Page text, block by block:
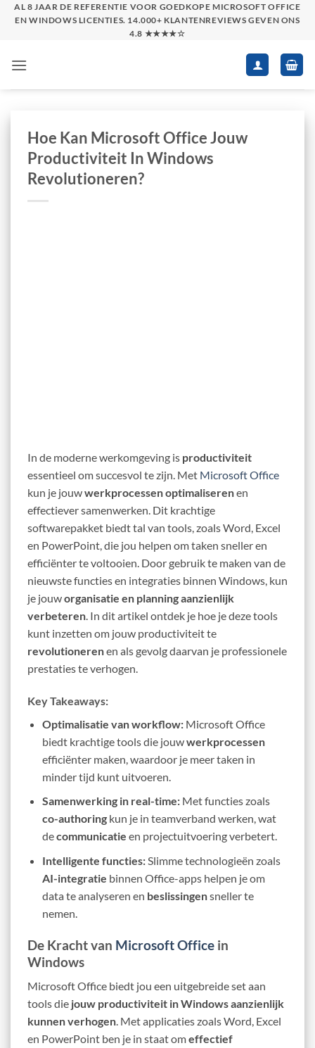
SkipAL 8 JAAR DE REFERENTIE VOOR GOEDKOPE MICROSOFT OFFICE
EN WINDOWS LICENTIES. 14.000+ KLANTENREVIEWS GEVEN ONS
4.8 ★★★★☆
Hoe Kan Microsoft Office Jouw
Productiviteit In Windows
Revolutioneren?
In de moderne werkomgeving is productiviteit
essentieel om succesvol te zijn. Met Microsoft Office
kun je jouwwerkprocessen optimaliserenen
effectiever samenwerken. Dit krachtige
softwarepakket biedt tal van tools, zoals Word, Excel
en PowerPoint, die jou helpen om taken sneller en
efficiënter te voltooien. Door gebruik te maken van de
nieuwste functies en integraties binnen Windows, kun
je jouworganisatie en planning aanzienlijk
verbeteren. In dit artikel ontdek je hoe je deze tools
kunt inzetten om jouw productiviteit te
revolutionerenen als gevolg daarvan je professionele
prestaties te verhogen.
Key Takeaways:
Optimalisatie van workflow:Microsoft Office
biedt krachtige tools die jouwwerkprocessen
efficiënter maken, waardoor je meer taken in
minder tijd kunt uitvoeren.
Samenwerking in real-time:Met functies zoals
co-authoringkun je in teamverband werken, wat
decommunicatie en projectuitvoering verbetert.
Intelligente functies:Slimme technologieën zoals
AI-integratie binnen Office-apps helpen je om
data te analyseren en beslissingensneller te
nemen.
De Kracht van Microsoft Office in
Windows
Microsoft Office biedt jou een uitgebreide set aan
tools die jouw productiviteit in Windows aanzienlijk
kunnen verhogen. Met applicaties zoals Word, Excel
en PowerPoint ben je in staat omeffectief